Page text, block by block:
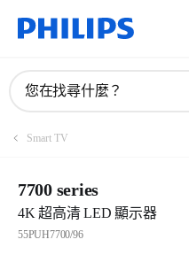
您在找尋什麼？
Smart TV
7700 series
4K 超高清 LED 顯示器
55PUH7700/96